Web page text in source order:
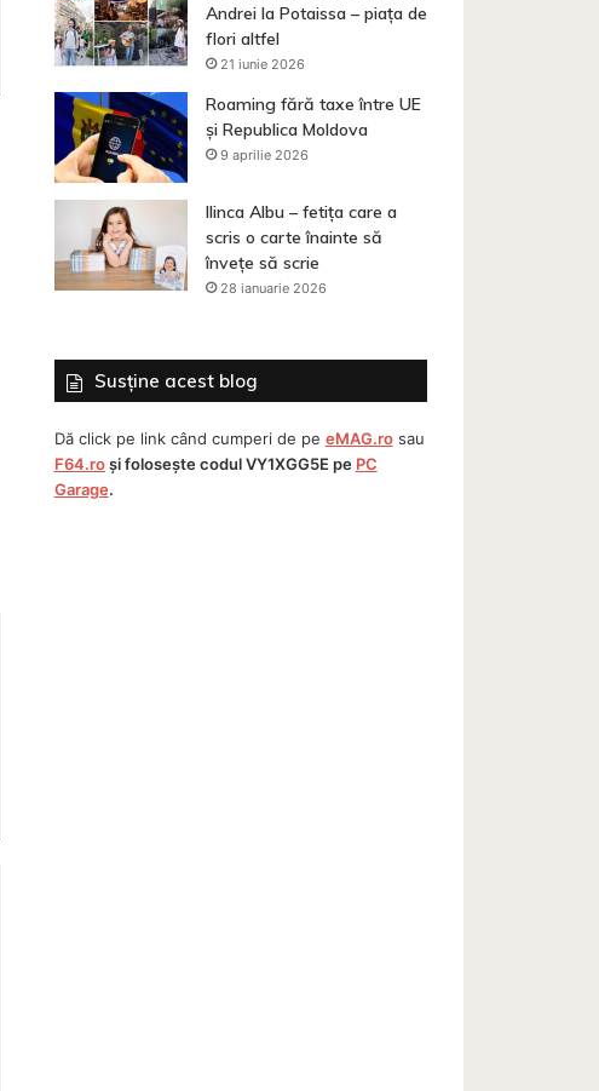
Andrei la Potaissa – piața de
flori altfel
21 iunie 2026
Roaming fără taxe între UE
și Republica Moldova
9 aprilie 2026
Ilinca Albu – fetița care a
scris o carte înainte să
învețe să scrie
28 ianuarie 2026
Susține acest blog
Dă click pe link când cumperi de pe eMAG.rosau
F64.roși folosește codulVY1XGG5E pe PC
Garage.